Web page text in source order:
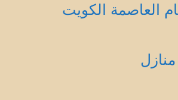
العاصمة الكويت